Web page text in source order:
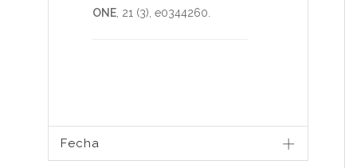
ONE 21 (3), e0344260
Fecha